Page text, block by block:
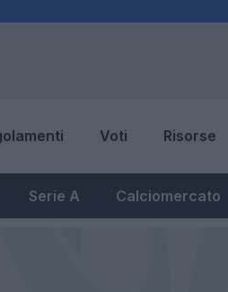
Voti Risorse
Serie A Calciomercato